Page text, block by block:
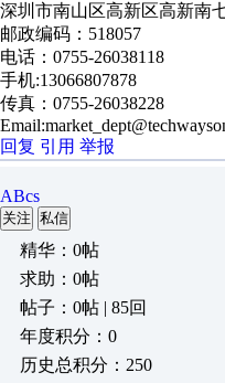
深圳市南山区高新区高新南
邮政编码：518057
电话：0755-26038118
手机:13066807878
传真：0755-26038228
回复 引用 举报
ABcs
关注 私信
精华：0帖
求助：0帖
帖子：0帖 | 85回
年度积分：0
历史总积分：250